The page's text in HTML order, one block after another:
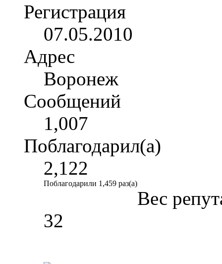
Регистрация
07.05.2010
Адрес
Воронеж
Сообщений
1,007
Поблагодарил(а)
2,122
Поблагодарили 1,459 раз(а)
Вес
32